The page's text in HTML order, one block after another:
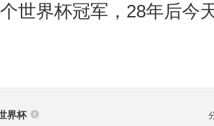
世界杯冠军，28年后今
界杯